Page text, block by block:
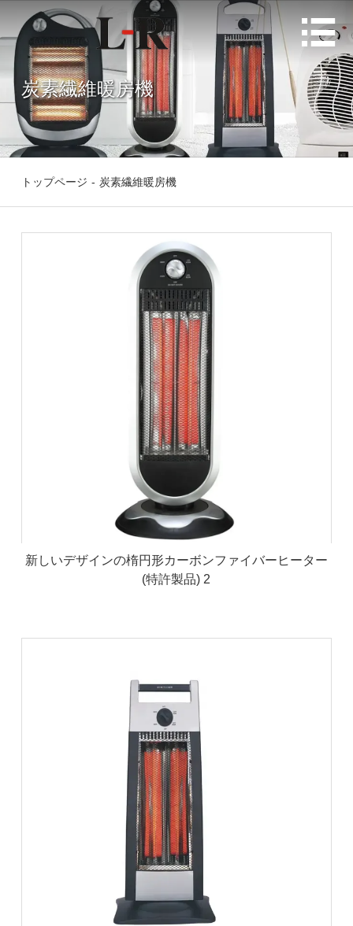

炭素繊維暖房機
トップページ - 炭素繊維暖房機
新しいデザインの楕円形カーボンファイバーヒーター
(特許製品) 2